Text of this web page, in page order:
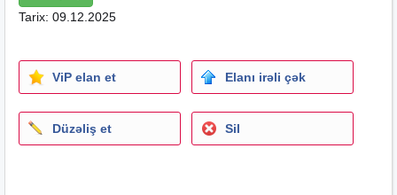
Tarix: 09.12.2025
ViP elan et Elanı irəli çək
Düzəliş et Sil